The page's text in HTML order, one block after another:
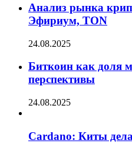
Анализ рынка
Эфириум, TON
24.08.2025
Биткоин как доля
перспективы
24.08.2025
Cardano: Киты